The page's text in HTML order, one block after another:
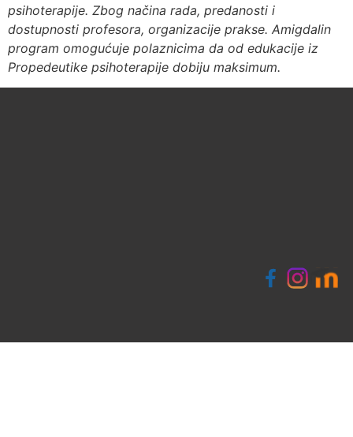
psihoterapije. Zbog načina rada, predanosti i
dostupnosti profesora, organizacije prakse. Amigdalin
program omogućuje polaznicima da od edukacije iz
Propedeutike psihoterapije dobiju maksimum.